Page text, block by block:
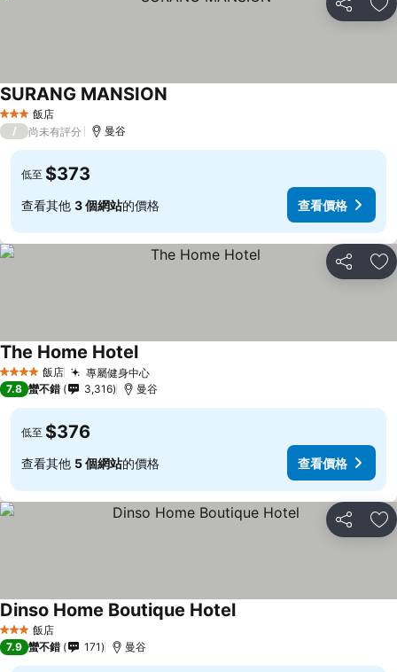
分享 加
3 星級 飯店
SURANG MANSION
/ 尚未有評分 曼谷
低至 $373
查看其他 3 個網站的價格 查看價格
分享 加
4 星級 飯店 專屬健身中心
The Home Hotel
7.8 蠻不錯 3,316 曼谷
低至 $376
查看其他 5 個網站的價格 查看價格
分享 加
3 星級 飯店
Dinso Home Boutique Hotel
7.9 蠻不錯 171 曼谷